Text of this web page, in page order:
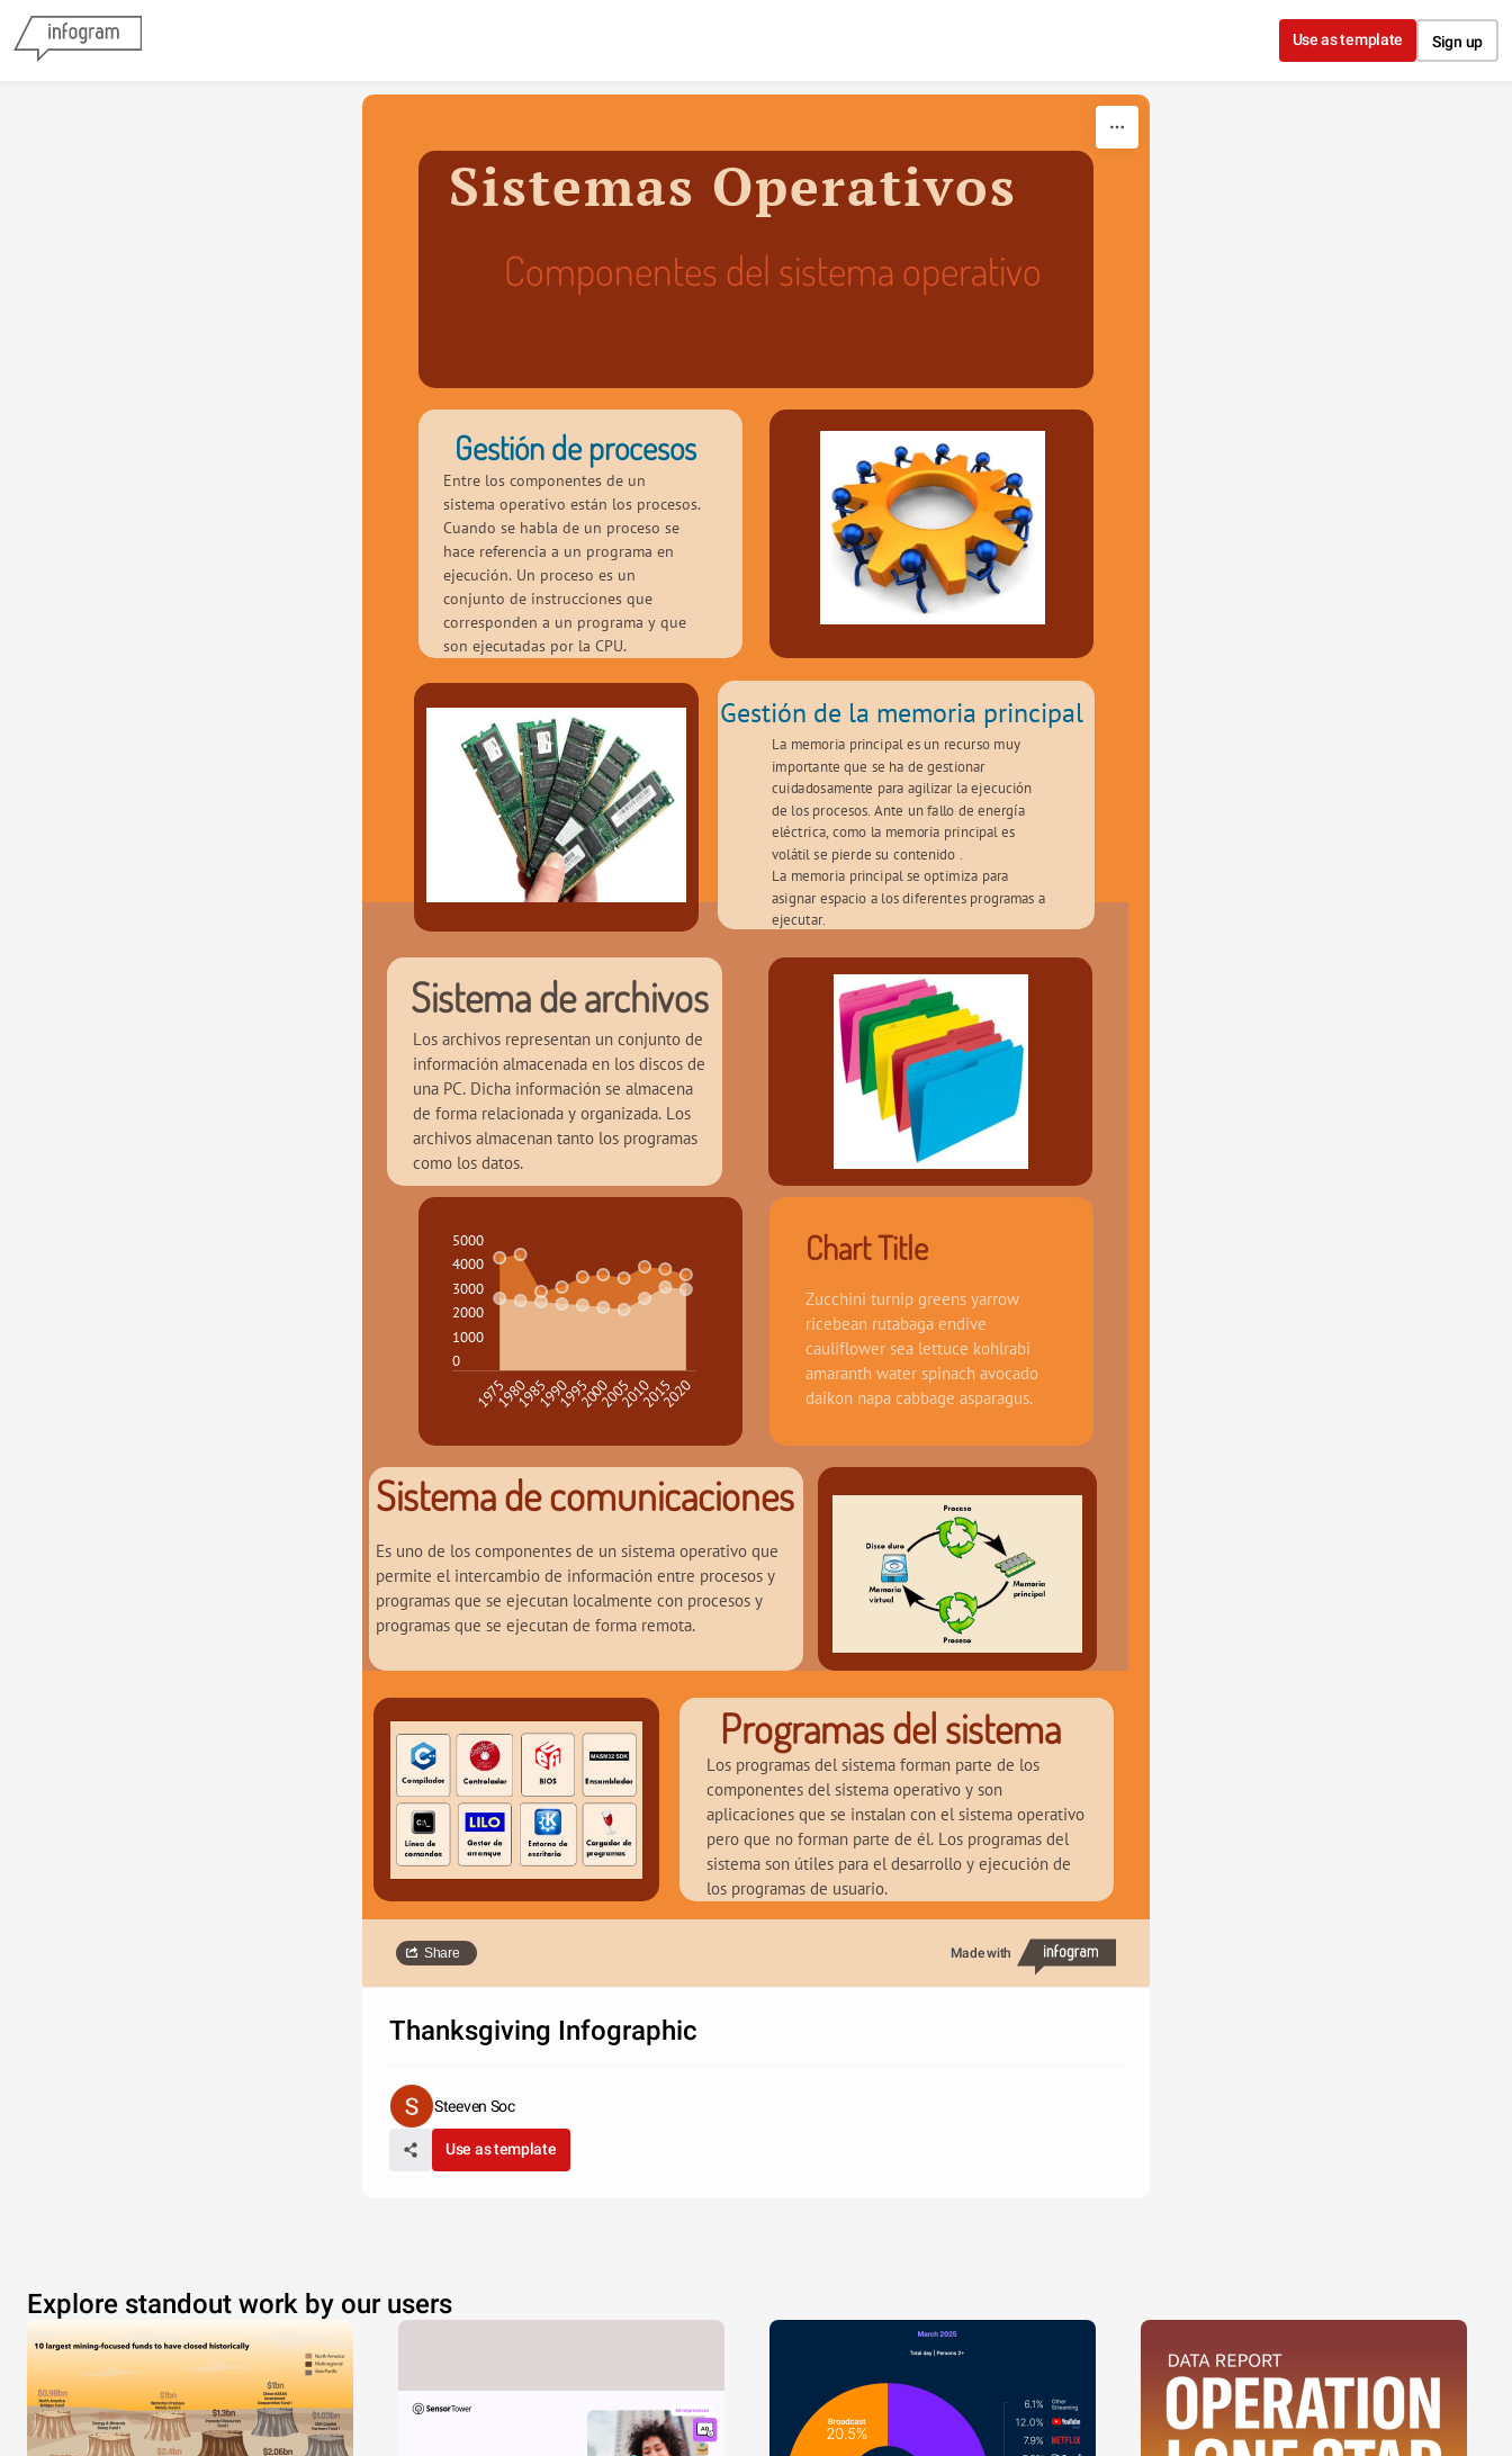
Use as template Sign up
Sistemas Operativos
Componentes del sistema operativo
Gestión de procesos
Entre los componentes de un
sistema operativo están los procesos.
Cuando se habla de un proceso se
hace referencia a un programa en
ejecución. Un proceso es un
conjunto de instrucciones que
corresponden a un programa y que
son ejecutadas por la CPU.
Gestión de la memoria principal
La memoria principal es un recurso muy
importante que se ha de gestionar
cuidadosamente para agilizar la ejecución
de los procesos. Ante un fallo de energía
eléctrica, como la memoria principal es
volátil se pierde su contenido .
La memoria principal se optimiza para
asignar espacio a los diferentes programas a
ejecutar.
Sistema de archivos
Los archivos representan un conjunto de
información almacenada en los discos de
una PC. Dicha información se almacena
de forma relacionada y organizada. Los
archivos almacenan tanto los programas
como los datos.
0
1000
2000
3000
4000
5000
1975198019851990199520002005201020152020
Chart Title
Zucchini turnip greens yarrow
ricebean rutabaga endive
cauliflower sea lettuce kohlrabi
amaranth water spinach avocado
daikon napa cabbage asparagus.
Sistema de comunicaciones
Es uno de los componentes de un sistema operativo que
permite el intercambio de información entre procesos y
programas que se ejecutan localmente con procesos y
programas que se ejecutan de forma remota.
Programas del sistema
Los programas del sistema forman parte de los
componentes del sistema operativo y son
aplicaciones que se instalan con el sistema operativo
pero que no forman parte de él. Los programas del
sistema son útiles para el desarrollo y ejecución de
los programas de usuario.
Chart Title
1950
Share Made with
Thanksgiving Infographic
Steeven Soc
Use as template
Explore standout work by our users